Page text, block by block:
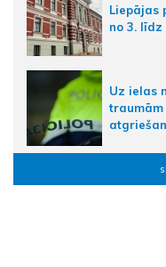
Liepājas
no 3. līdz
Uz ielas